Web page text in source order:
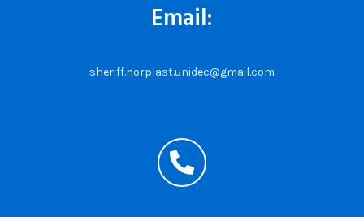
Email:
sheriff.norplast.unidec@gmail.com